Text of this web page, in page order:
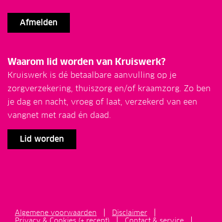
Afmelden
Waarom lid worden van Kruiswerk?
Kruiswerk is dé betaalbare aanvulling op je
zorgverzekering, thuiszorg en/of kraamzorg. Zo ben
je dag en nacht, vroeg of laat, verzekerd van een
vangnet met raad én daad.
Lid worden
Algemene voorwaarden
Disclaimer